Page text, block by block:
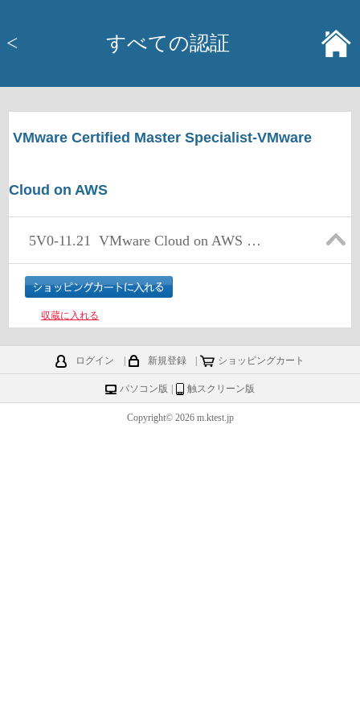
< すべての認証
VMware Certified Master Specialist-VMware
Cloud on AWS
5V0-11.21 VMware Cloud on AWS Master Specialist
収蔵に入れる
ログイン 新規登録 ショッピングカート
パソコン版 触スクリーン版
Copyright© 2026 m.ktest.jp